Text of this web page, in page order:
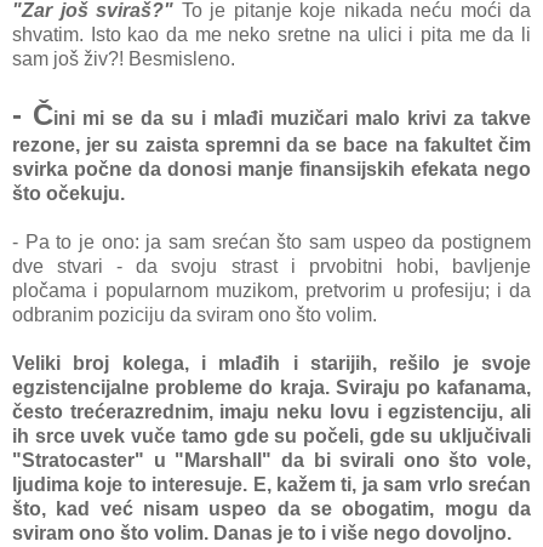
"Zar još sviraš?" To je pitanje koje nikada neću moći da
shvatim. Isto kao da me neko sretne na ulici i pita me da li
sam još živ?! Besmisleno.
- Čini mi se da su i mlađi muzičari malo krivi za takve
rezone, jer su zaista spremni da se bace na fakultet čim
svirka počne da donosi manje finansijskih efekata nego
što očekuju.
- Pa to je ono: ja sam srećan što sam uspeo da postignem
dve stvari - da svoju strast i prvobitni hobi, bavljenje
pločama i popularnom muzikom, pretvorim u profesiju; i da
odbranim poziciju da sviram ono što volim.
Veliki broj kolega, i mlađih i starijih, rešilo je svoje
egzistencijalne probleme do kraja. Sviraju po kafanama,
često trećerazrednim, imaju neku lovu i egzistenciju, ali
ih srce uvek vuče tamo gde su počeli, gde su uključivali
"Stratocaster" u "Marshall" da bi svirali ono što vole,
ljudima koje to interesuje. E, kažem ti, ja sam vrlo srećan
što, kad već nisam uspeo da se obogatim, mogu da
sviram ono što volim. Danas je to i više nego dovoljno.